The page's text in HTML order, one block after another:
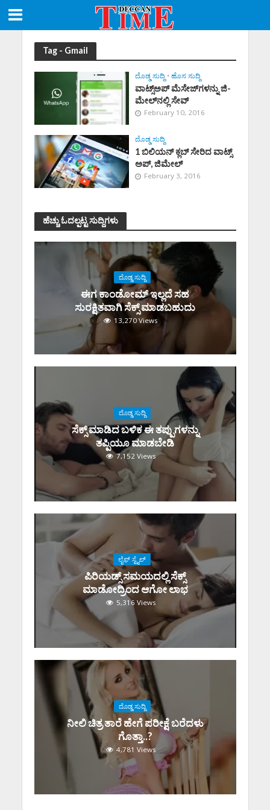
Tag - Gmail
ದೊಡ್ಡ ಸುದ್ದಿ • ಹೊಸ ಸುದ್ದಿ
ವಾಟ್ಸ್‌ಅಪ್‌ ಮೆಸೇಜ್‌ಗಳನ್ನು ಜಿ-
ಮೇಲ್‌ನಲ್ಲಿ ಸೇವ್‌
February 10, 2016
ದೊಡ್ಡ ಸುದ್ದಿ
1 ಬಿಲಿಯನ್ ಕ್ಲಬ್ ಸೇರಿದ ವಾಟ್ಸ್
ಅಪ್, ಜಿಮೇಲ್
February 3, 2016
ಹೆಚ್ಚು ಓದಲ್ಪಟ್ಟ ಸುದ್ದಿಗಳು
ದೊಡ್ಡ ಸುದ್ದಿ
ಈಗ ಕಾಂಡೋಮ್‌ ಇಲ್ಲದೆ ಸಹ
ಸುರಕ್ಷಿತವಾಗಿ ಸೆಕ್ಸ್‌ ಮಾಡಬಹುದು
13,270 Views
ದೊಡ್ಡ ಸುದ್ದಿ
ಸೆಕ್ಸ್‌ ಮಾಡಿದ ಬಳಿಕ ಈ ತಪ್ಪುಗಳನ್ನು
ತಪ್ಪಿಯೂ ಮಾಡಬೇಡಿ
7,152 Views
ಲೈಫ್ ಸ್ಟೈಲ್
ಪಿರಿಯಡ್ಸ್‌ ಸಮಯದಲ್ಲಿ ಸೆಕ್ಸ್‌
ಮಾಡೋದ್ರಿಂದ ಆಗೋ ಲಾಭ
5,316 Views
ದೊಡ್ಡ ಸುದ್ದಿ
ನೀಲಿ ಚಿತ್ರ ತಾರೆ ಹೇಗೆ ಪರೀಕ್ಷೆ ಬರೆದಳು
ಗೊತ್ತಾ..?
4,781 Views